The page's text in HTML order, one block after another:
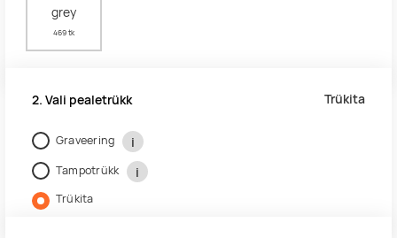
grey
469 tk
2. Vali pealetrükk Trükita
Graveering i
Tampotrükk i
Trükita